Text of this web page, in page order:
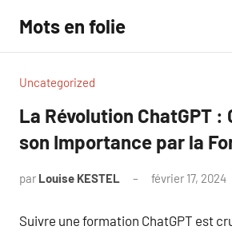
contenu
Mots en folie
Uncategorized
La Révolution ChatGPT
son Importance par la
par Louise KESTEL février 17, 2024
Suivre une formation ChatGPT est